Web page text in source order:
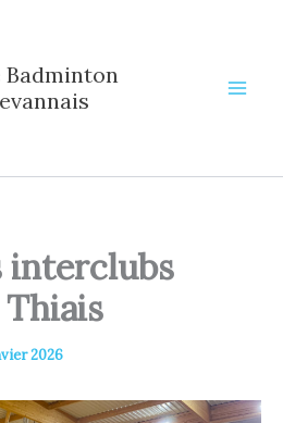
Badminton
interclubs
Thiais
2026